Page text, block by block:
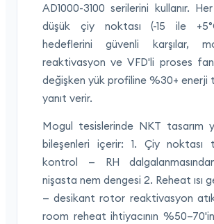
AD1000-3100 serilerini kullanır.
düşük çiy noktası (-15 ile
hedeflerini güvenli karşılar,
reaktivasyon ve VFD'li proses
değişken yük profiline %30+ enerji
yanıt verir.
Mogul tesislerinde NKT tasarım
bileşenleri içerir: 1. Çiy noktası
kontrol — RH
nişasta nem dengesi 2. Reheat ısı
— desikant rotor reaktivasyon atık
room reheat ihtiyacının